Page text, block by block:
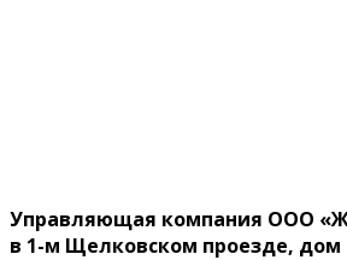
Управляющая компания ООО
в 1-м Щелковском проезде, дом